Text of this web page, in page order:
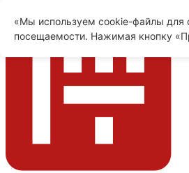
«Мы используем cookie-файлы для
посещаемости. Нажимая кнопку